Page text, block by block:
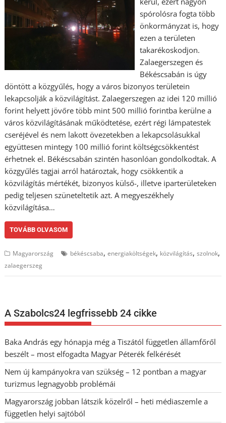
spórolósra fogta több
önkormányzat is, hogy
ezen a területen
takarékoskodjon.
Zalaegerszegen és
Békéscsabán is úgy
döntött a közgyűlés, hogy a város bizonyos területein
lekapcsolják a közvilágítást. Zalaegerszegen az idei 120 millió
forint helyett jövőre több mint 500 millió forintba kerülne a
város közvilágításának működtetése, ezért régi lámpatestek
cseréjével és nem lakott övezetekben a lekapcsolásukkal
együttesen mintegy 100 millió forint költségcsökkentést
érhetnek el. Békéscsabán szintén hasonlóan gondolkodtak. A
közgyűlés tagjai arról határoztak, hogy csökkentik a
közvilágítás mértékét, bizonyos külső-, illetve iparterületeken
pedig teljesen szüneteltetik azt. A megyeszékhely
közvilágítása…
TOVÁBB OLVASOM
Magyarország békéscsaba,energiaköltségek, közvilágítás,szolnok,
zalaegerszeg
A Szabolcs24 legfrissebb 24 cikke
Baka András egy hónapja még a Tiszától független államfőről
beszélt – most elfogadta Magyar Péterék felkérését
Nem új kampányokra van szükség – 12 pontban a magyar
turizmus legnagyobb problémái
Magyarország jobban látszik közelről – heti médiaszemle a
független helyi sajtóból